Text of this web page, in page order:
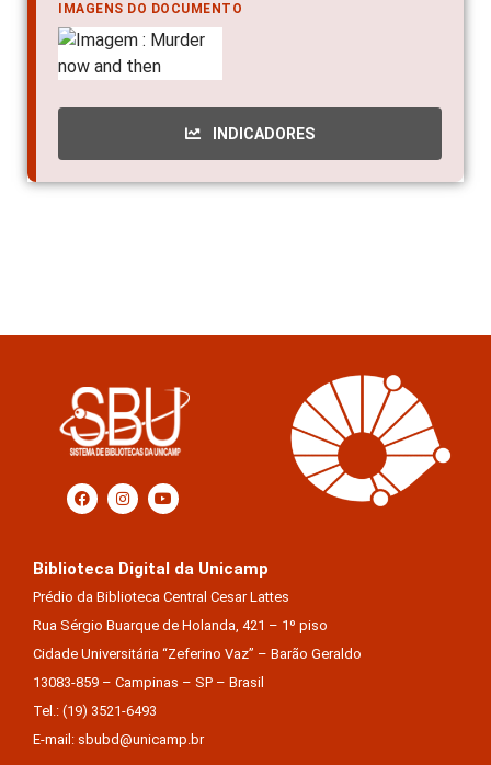
IMAGENS DO DOCUMENTO
INDICADORES
Biblioteca Digital da Unicamp
Prédio da Biblioteca Central Cesar Lattes
Rua Sérgio Buarque de Holanda, 421 – 1º piso
Cidade Universitária “Zeferino Vaz” – Barão Geraldo
13083-859 – Campinas – SP – Brasil
Tel.: (19) 3521-6493
E-mail: sbubd@unicamp.br